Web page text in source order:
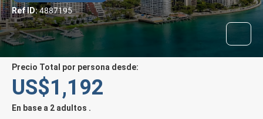
Ref ID:4887195
Precio Total por persona desde:
US$1,192
En base a 2 adultos .